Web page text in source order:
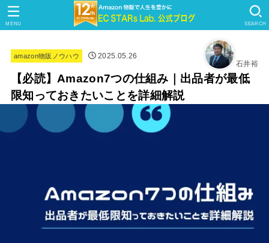
SEARCH
MENU
amazon物販ノウハウ
2025.05.26
石井裕
【必読】Amazon7つの仕組み｜出品者が最低
限知っておきたいことを詳細解説